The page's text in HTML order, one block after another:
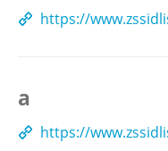
https://
a
https://